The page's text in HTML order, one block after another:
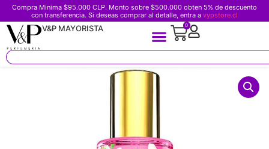
Compra Minima $95.000 CLP. Monto sobre $500.000 obten 5% de descuento
con transferencia. Si deseas comprar al detalle, entra a vypstore.cl
V&P MAYORISTA 0